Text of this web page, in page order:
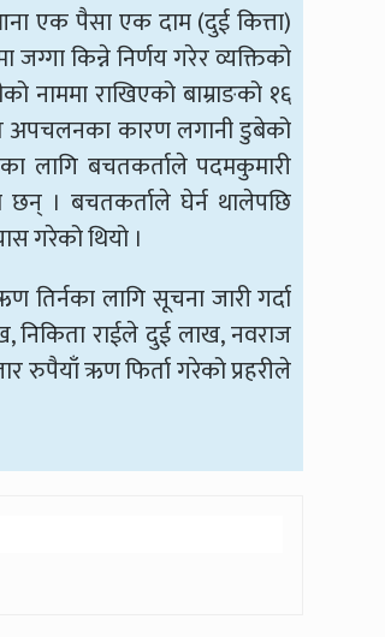
एक पैसा एक दाम (दुई कित्ता)
किन्ने निर्णय गरेर व्यक्तिको
नाममा राखिएको बाम्राङको १६
अपचलनका कारण लगानी डुबेको
लागि बचतकर्ताले पदमकुमारी
। बचतकर्ताले घेर्न थालेपछि
गरेको थियो ।
लागि सूचना जारी गर्दा
राईले दुई लाख, नवराज
रुपैयाँ ऋण फिर्ता गरेको प्रहरीले